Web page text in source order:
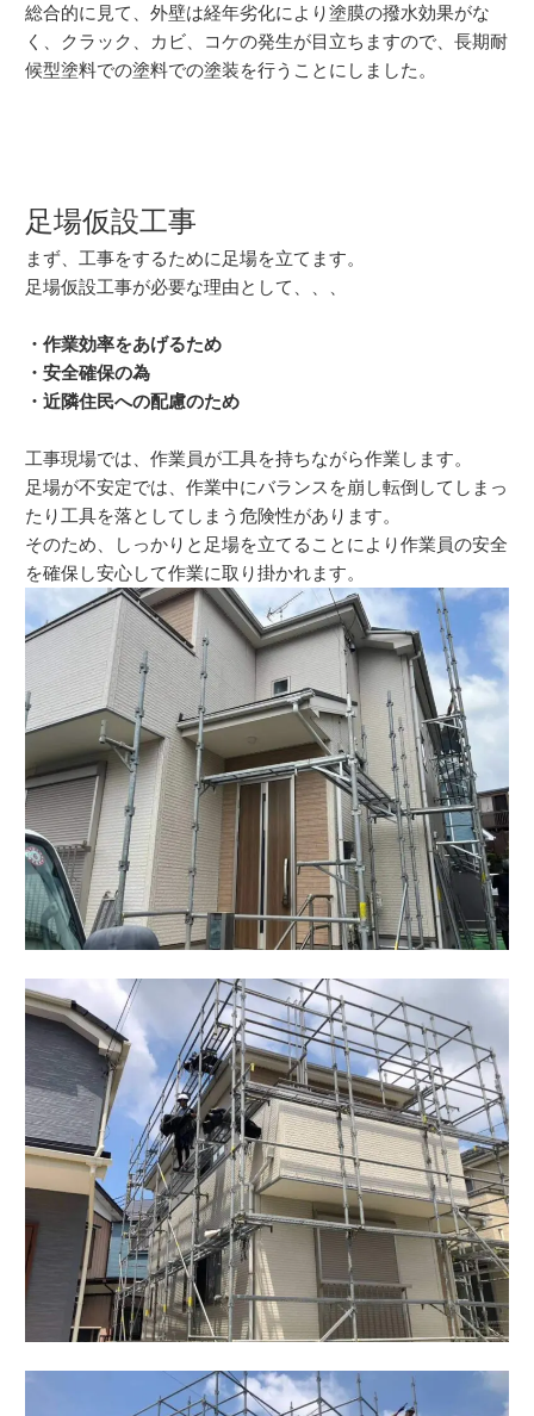
総合的に見て、外壁は経年劣化により塗膜の撥水効果がな
く、クラック、カビ、コケの発生が目立ちますので、長期耐
候型塗料での塗料での塗装を行うことにしました。
足場仮設工事
まず、工事をするために足場を立てます。
足場仮設工事が必要な理由として、、、
・作業効率をあげるため
・安全確保の為
・近隣住民への配慮のため
工事現場では、作業員が工具を持ちながら作業します。
足場が不安定では、作業中にバランスを崩し転倒してしまっ
たり工具を落としてしまう危険性があります。
そのため、しっかりと足場を立てることにより作業員の安全
を確保し安心して作業に取り掛かれます。